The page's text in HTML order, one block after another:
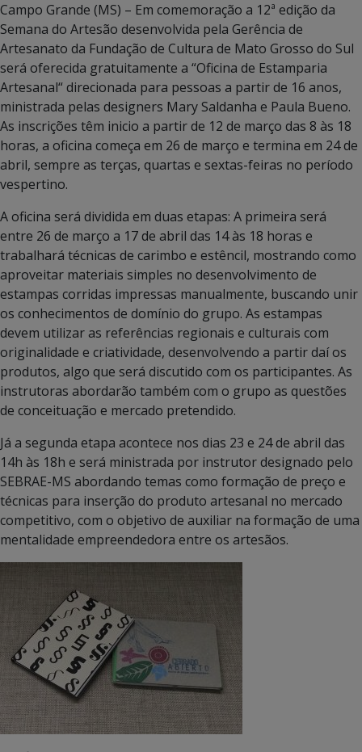
Campo Grande (MS) – Em comemoração a 12ª edição da
Semana do Artesão desenvolvida pela Gerência de
Artesanato da Fundação de Cultura de Mato Grosso do Sul
será oferecida gratuitamente a “Oficina de Estamparia
Artesanal“ direcionada para pessoas a partir de 16 anos,
ministrada pelas designers Mary Saldanha e Paula Bueno.
As inscrições têm inicio a partir de 12 de março das 8 às 18
horas, a oficina começa em 26 de março e termina em 24 de
abril, sempre as terças, quartas e sextas-feiras no período
vespertino.
A oficina será dividida em duas etapas: A primeira será
entre 26 de março a 17 de abril das 14 às 18 horas e
trabalhará técnicas de carimbo e estêncil, mostrando como
aproveitar materiais simples no desenvolvimento de
estampas corridas impressas manualmente, buscando unir
os conhecimentos de domínio do grupo. As estampas
devem utilizar as referências regionais e culturais com
originalidade e criatividade, desenvolvendo a partir daí os
produtos, algo que será discutido com os participantes. As
instrutoras abordarão também com o grupo as questões
de conceituação e mercado pretendido.
Já a segunda etapa acontece nos dias 23 e 24 de abril das
14h às 18h e será ministrada por instrutor designado pelo
SEBRAE-MS abordando temas como formação de preço e
técnicas para inserção do produto artesanal no mercado
competitivo, com o objetivo de auxiliar na formação de uma
mentalidade empreendedora entre os artesãos.